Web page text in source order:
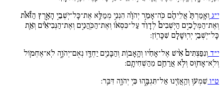
י״ג וְאָֽמַרְתָּ֙ אֲלֵיהֶ֜ם כֹּֽה־אָמַ֣ר יְהֹוָ֗ה הִנְנִ֣י מְמַלֵּ֣א אֶת־כָּל־יֹֽשְׁבֵ֣י הָאָ֪רֶץ הַזֹּ֠א֩ת
וְאֶת־הַמְּלָכִ֣ים הַיֹּֽשְׁבִים֩ לְדָוִ֨ד עַל־כִּסְא֜וֹ וְאֶת־הַכֹּֽהֲנִ֣ים וְאֶת־הַנְּבִיאִ֗ים וְאֵ֛ת
כָּל־יֹֽשְׁבֵ֥י יְרֽוּשָׁלִָ֖ם שִׁכָּרֽוֹן:
י״ד וְנִפַּצְתִּים֩ אִ֨ישׁ אֶל־אָחִ֜יו וְהָֽאָב֧וֹת וְהַבָּנִ֛ים יַחְדָּ֖ו נְאֻם־יְהֹוָ֑ה לֹֽא־אֶחְמ֧וֹל
וְלֹֽא־אָח֛וּס וְלֹ֥א אֲרַחֵ֖ם מֵהַשְׁחִיתָֽם:
ט״ו שִׁמְע֥וּ וְהַֽאֲזִ֖ינוּ אַל־תִּגְבָּ֑הוּ כִּ֥י יְהֹוָ֖ה דִּבֵּֽר: